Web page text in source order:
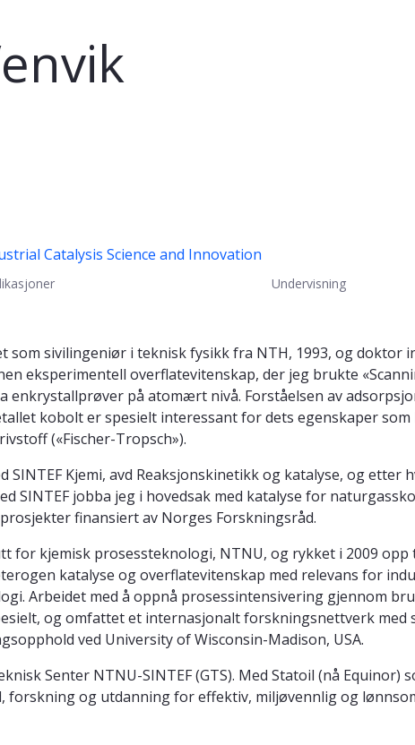
Catalysis Science and Innovation
Undervisning
som sivilingeniør i teknisk fysikk fra NTH, 1993, og
eksperimentell overflatevitenskap, der jeg brukte
enkrystallprøver på atomært nivå. Forståelsen av
kobolt er spesielt interessant for dets egenskaper
(«Fischer-Tropsch»).
Kjemi, avd Reaksjonskinetikk og katalyse, og etter
SINTEF jobba jeg i hovedsak med katalyse for
finansiert av Norges Forskningsråd.
for kjemisk prosessteknologi, NTNU, og rykket i 2009 opp
katalyse og overflatevitenskap med relevans for
Arbeidet med å oppnå prosessintensivering gjennom
og omfattet et internasjonalt forskningsnettverk med
ved University of Wisconsin-Madison, USA.
Senter NTNU-SINTEF (GTS). Med Statoil (nå Equinor)
forskning og utdanning for effektiv, miljøvennlig og